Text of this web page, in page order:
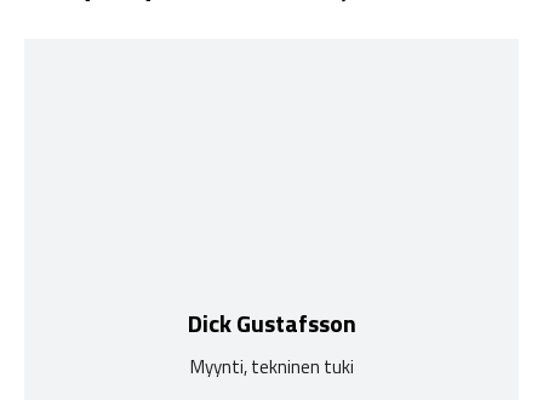
Dick Gustafsson
Myynti, tekninen tuki